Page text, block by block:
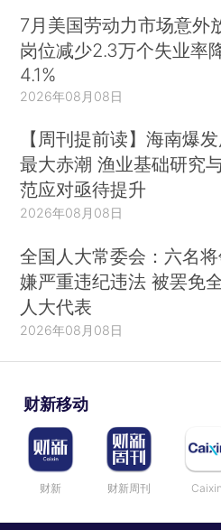
7月美国劳动力市场意外
岗位减少2.3万个失业率
4.1%
2026年08月08日
【周刊提前读】海南爆
最大赤潮 渔业基础研究
范应对亟待提升
2026年08月08日
全国人大常委会：六名
嫌严重违纪违法 被罢免
人大代表
2026年08月08日
财新移动
财新 财新周刊 Caixin